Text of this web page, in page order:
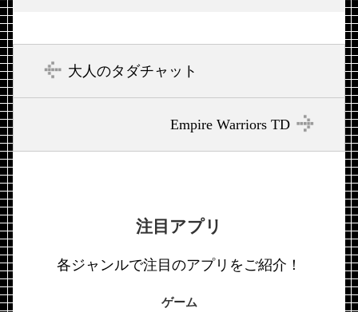
大人のタダチャット
Empire Warriors TD
注目アプリ
各ジャンルで注目のアプリをご紹介！
ゲーム